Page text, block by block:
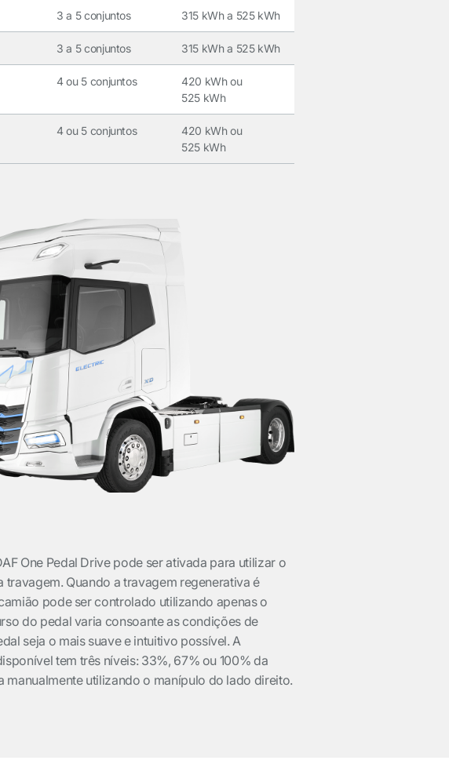
3 a 5 conjuntos 315 kWh a 525 kWh
3 a 5 conjuntos 315 kWh a 525 kWh
4 ou 5 conjuntos
420 kWh ou
525 kWh
4 ou 5 conjuntos
420 kWh ou
525 kWh
One Pedal Drive pode ser ativada para utilizar o
Quando a travagem regenerativa é
pode ser controlado utilizando apenas o
do pedal varia consoante as condições de
seja o mais suave e intuitivo possível. A
tem três níveis: 33%, 67% ou 100% da
utilizando o manípulo do lado direito.